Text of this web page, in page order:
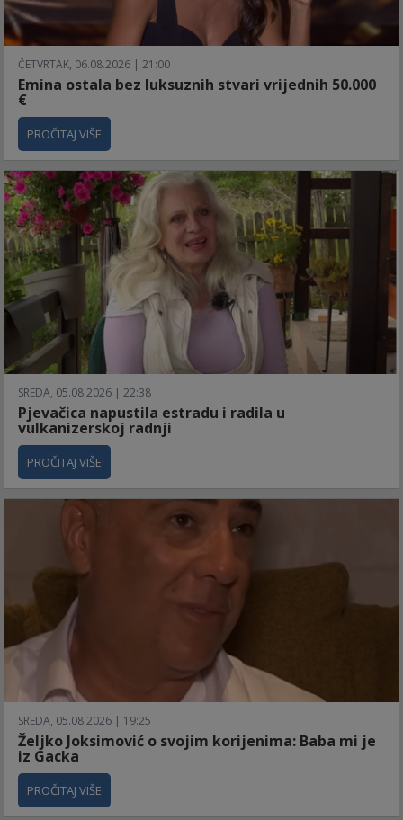
ČETVRTAK, 06.08.2026 | 21:00
Emina ostala bez luksuznih stvari vrijednih 50.000
€
PROČITAJ VIŠE
SREDA, 05.08.2026 | 22:38
Pjevačica napustila estradu i radila u
vulkanizerskoj radnji
PROČITAJ VIŠE
SREDA, 05.08.2026 | 19:25
Željko Joksimović o svojim korijenima: Baba mi je
iz Gacka
PROČITAJ VIŠE